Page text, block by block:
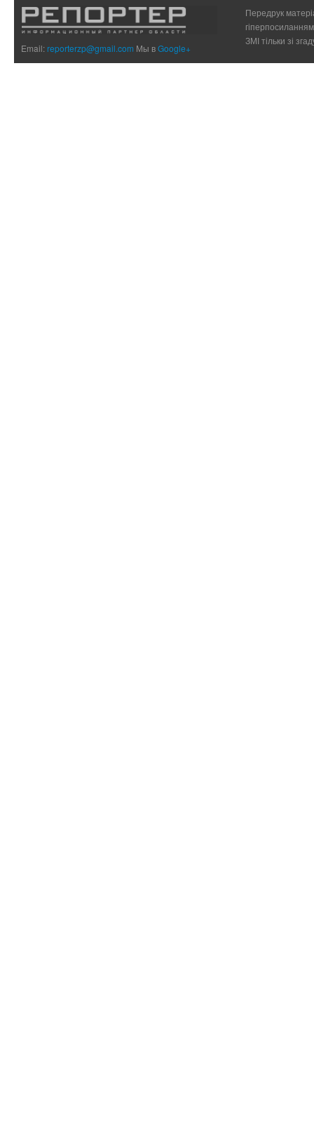
Email:reporterzp@gmail.com Мы вGoogle+
Передрук
ЗМІ тільки зі